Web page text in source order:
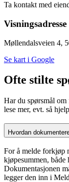
Ta kontakt med
Visningsadresse
Møllendalsveien 4,
Se kart i Google
Ofte stilte
Har du spørsmål
lese mer, evt. så
Hvordan
For å melde forkjøp
kjøpesummen,
Dokumentasjonen
legger den inn i